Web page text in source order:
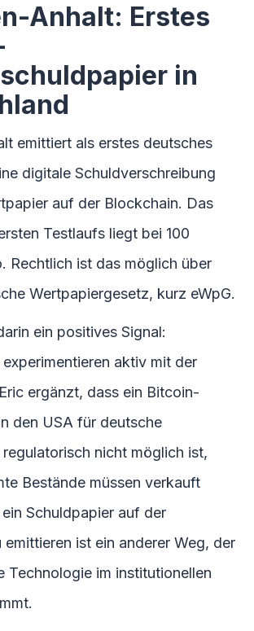
Anhalt: Erstes
in
emittiert als erstes deutsches
digitale Schuldverschreibung
auf der Blockchain. Das
Testlaufs liegt bei 100
Rechtlich ist das möglich über
Wertpapiergesetz, kurz eWpG.
ein positives Signal:
experimentieren aktiv mit der
ergänzt, dass ein Bitcoin-
den USA für deutsche
regulatorisch nicht möglich ist,
Bestände müssen verkauft
Schuldpapier auf der
emittieren ist ein anderer Weg, der
Technologie im institutionellen